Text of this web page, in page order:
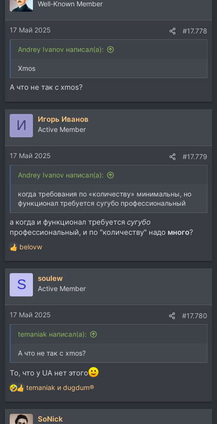
Well-Known Member
17 Май 2025 #17.778
Andrey Ivanov написал(а):
Xmos
А что не так с xmos?
И Игорь Иванов
Active Member
17 Май 2025 #17.779
Andrey Ivanov написал(а):
когда требования по «количеству» минимальны, но
функционал требуется сугубо профессиональный
а когда и функционал требуется сугубо
профессиональный, и по "количеству" надо много?
Р
е
а
и
и
:
belovw
S soulew
Active Member
17 Май 2025 #17.780
temaniak написал(а):
А что не так с xmos?
То, что у UA нет этого
Р
е
а
temaniak и dugdum®
SoNick